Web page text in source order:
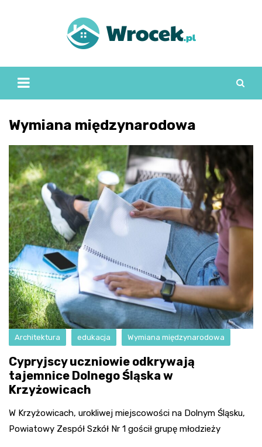
Wymiana międzynarodowa
Architektura edukacja Wymiana międzynarodowa
Cypryjscy uczniowie odkrywają
tajemnice Dolnego Śląska w
Krzyżowicach
W Krzyżowicach, urokliwej miejscowości na Dolnym Śląsku,
Powiatowy Zespół Szkół Nr 1 gościł grupę młodzieży